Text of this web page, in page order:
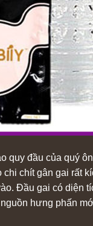
đầu của quý
chít gân gai rất
Đầu gai có diện
hưng phấn